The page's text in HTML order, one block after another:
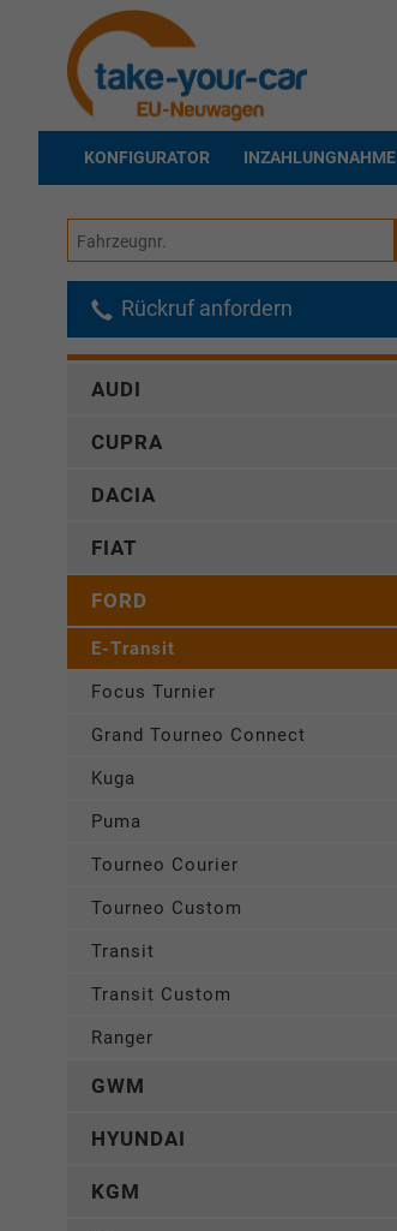
KONFIGURATOR INZAHLUNGNAHME
Fahrzeugnr.
Rückruf anfordern
AUDI
CUPRA
DACIA
FIAT
FORD
E-Transit
Focus Turnier
Grand Tourneo Connect
Kuga
Puma
Tourneo Courier
Tourneo Custom
Transit
Transit Custom
Ranger
GWM
HYUNDAI
KGM